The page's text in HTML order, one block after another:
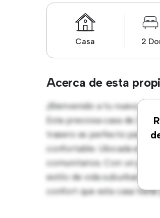
Casa 2
Acerca de esta
¡Bienvenido a tu nuevo
Esta preciosa casa de 2
trasero es perfecto para
confortable. Ubicada en
comunitarios. Con un
estilo de vida suburbano
confort que esta casa